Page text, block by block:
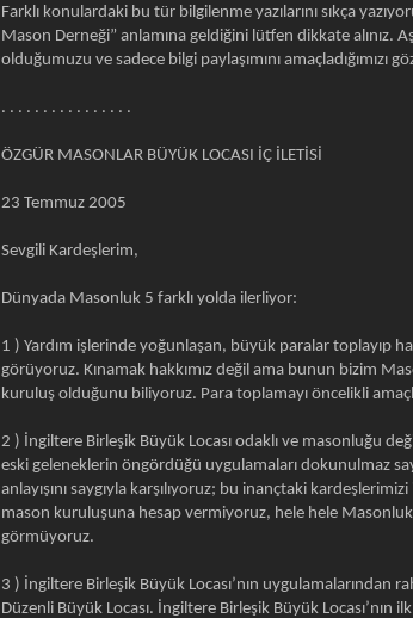
Farklı konulardaki bu tür bilgilenme yazılarını sıkça
Mason Derneği” anlamına geldiğini lütfen dikkate alınız.
olduğumuzu ve sadece bilgi paylaşımını amaçladığımızı
. . . . . . . . . . . . . . . .
ÖZGÜR MASONLAR BÜYÜK LOCASI İÇ İLETİSİ
23 Temmuz 2005
Sevgili Kardeşlerim,
Dünyada Masonluk 5 farklı yolda ilerliyor:
1 ) Yardım işlerinde yoğunlaşan, büyük paralar toplayıp
görüyoruz. Kınamak hakkımız değil ama bunun bizim
kuruluş olduğunu biliyoruz. Para toplamayı öncelikli
2 ) İngiltere Birleşik Büyük Locası odaklı ve masonluğu
eski geleneklerin öngördüğü uygulamaları dokunulmaz
anlayışını saygıyla karşılıyoruz; bu inançtaki
mason kuruluşuna hesap vermiyoruz, hele hele
görmüyoruz.
3 ) İngiltere Birleşik Büyük Locası’nın
Düzenli Büyük Locası. İngiltere Birleşik Büyük